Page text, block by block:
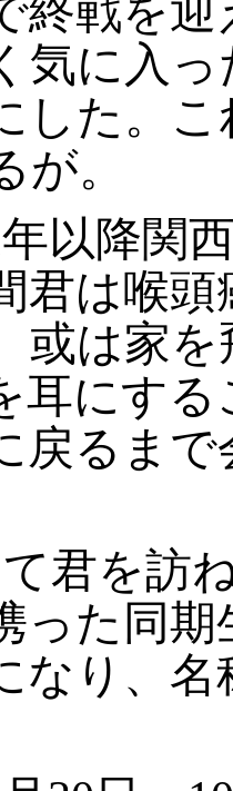
終戦を
気に入
した。
が。
以降関
君は喉
或は家
耳にす
戻るま
君を訪
った同
なり、